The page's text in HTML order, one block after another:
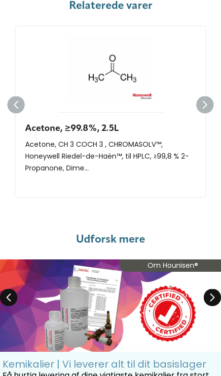
Relaterede varer
Acetone, ≥99.8%, 2.5L
Acetone, CH 3 COCH 3 , CHROMASOLV™,
Honeywell Riedel-de-Haën™, til HPLC, ≥99,8 % 2-
Propanone, Dime...
Udforsk mere
Om Hounisen®
Kemikalier | Vi leverer alt til dit basislager